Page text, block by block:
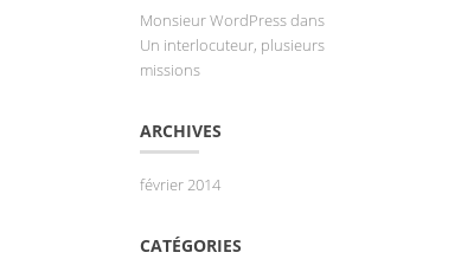
Monsieur WordPressdans
Un interlocuteur, plusieurs
missions
ARCHIVES
février 2014
CATÉGORIES